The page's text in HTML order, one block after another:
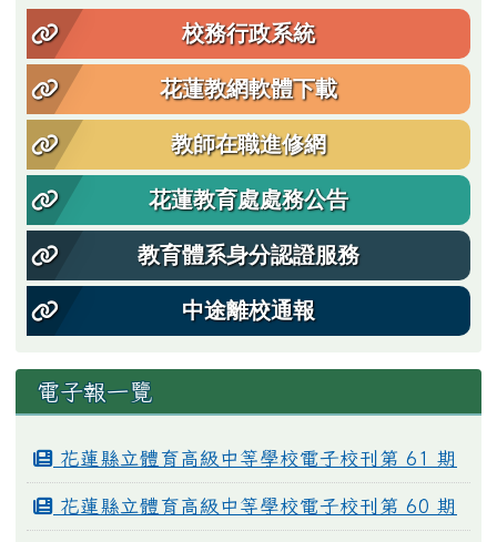
校務行政系統
花蓮教網軟體下載
教師在職進修網
花蓮教育處處務公告
教育體系身分認證服務
中途離校通報
電子報一覽
花蓮縣立體育高級中等學校電子校刊第 61 期
花蓮縣立體育高級中等學校電子校刊第 60 期